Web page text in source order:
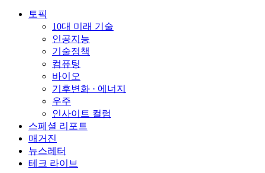
토픽
10대 미래 기술
인공지능
기술정책
컴퓨팅
바이오
기후변화 · 에너지
우주
인사이트 컬럼
스페셜 리포트
매거진
뉴스레터
테크 라이브